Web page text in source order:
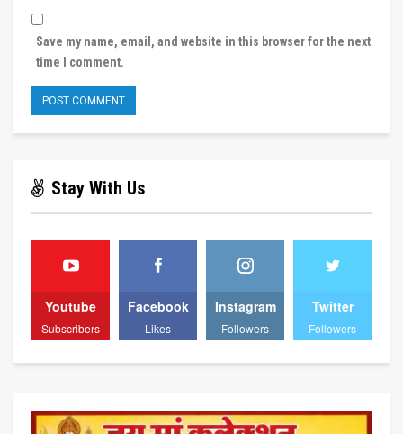
Save my name, email, and website in this browser for the next
time I comment.
Stay With Us
Youtube
Subscribers
Facebook
Likes
Instagram
Followers
Twitter
Followers